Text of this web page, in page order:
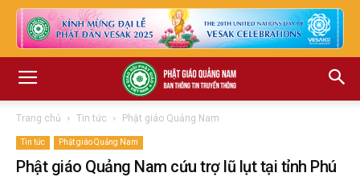
Trang chủ Tin tức Phật giáo Quảng Nam
Tin tức Phật giáo Quảng Nam
Phật giáo Quảng Nam cứu trợ lũ lụt tại tỉnh Phú